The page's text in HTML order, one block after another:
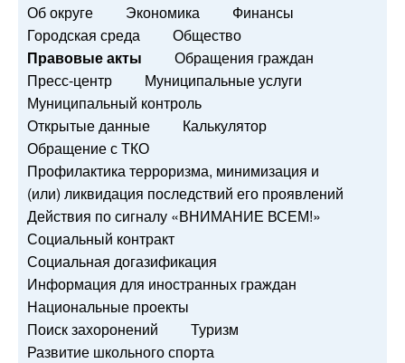
Об округе Экономика
Финансы
Городская среда
Общество
Правовые акты
Обращения граждан
Пресс-центр
Муниципальные услуги
Муниципальный контроль
Открытые данные
Калькулятор
Обращение с ТКО
Профилактика терроризма, минимизация и
(или) ликвидация последствий его проявлений
Действия по сигналу «ВНИМАНИЕ ВСЕМ!»
Социальный контракт
Социальная догазификация
Информация для иностранных граждан
Национальные проекты
Поиск захоронений
Туризм
Развитие школьного спорта